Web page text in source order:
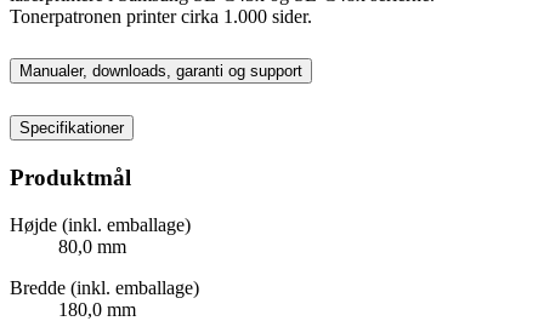
Tonerpatronen printer cirka 1.000 sider.
Manualer, downloads, garanti og support
Specifikationer
Produktmål
Højde (inkl. emballage)
80,0 mm
Bredde (inkl. emballage)
180,0 mm